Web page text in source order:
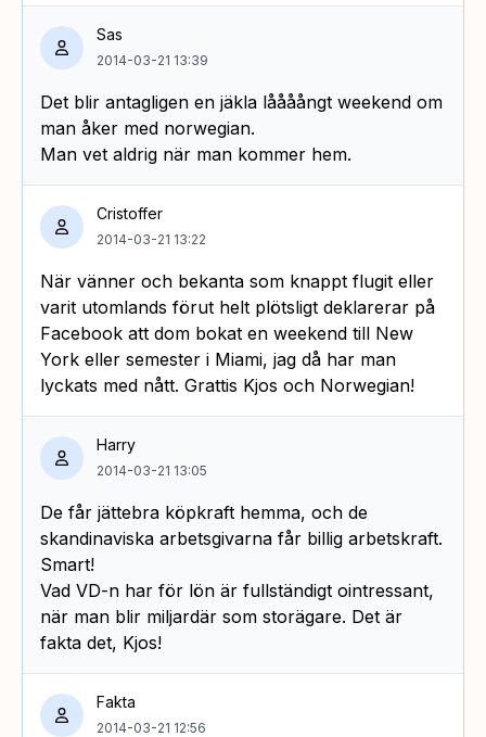
Sas
2014-03-21 13:39
Det blir antagligen en jäkla låååångt weekend om
man åker med norwegian.
Man vet aldrig när man kommer hem.
Cristoffer
2014-03-21 13:22
När vänner och bekanta som knappt flugit eller
varit utomlands förut helt plötsligt deklarerar på
Facebook att dom bokat en weekend till New
York eller semester i Miami, jag då har man
lyckats med nått. Grattis Kjos och Norwegian!
Harry
2014-03-21 13:05
De får jättebra köpkraft hemma, och de
skandinaviska arbetsgivarna får billig arbetskraft.
Smart!
Vad VD-n har för lön är fullständigt ointressant,
när man blir miljardär som storägare. Det är
fakta det, Kjos!
Fakta
2014-03-21 12:56